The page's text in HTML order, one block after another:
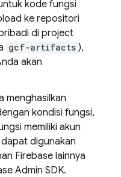
kode fungsi
ke repositori
di project
gcf-artifacts ),
akan
menghasilkan
kondisi fungsi,
memiliki akun
digunakan
Firebase lainnya
Admin SDK.